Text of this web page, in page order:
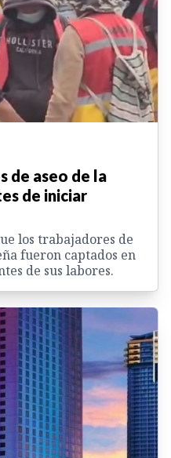
de aseo de la
de iniciar
los trabajadores de
fueron captados en
de sus labores.